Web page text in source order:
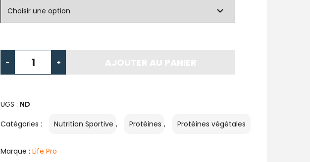
- +
UGS : ND
Catégories :
Nutrition Sportive , Protéines , Protéines végétales
Marque : Life Pro